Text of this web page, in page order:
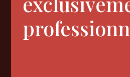
Nous suivre